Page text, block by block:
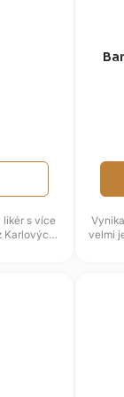
likér s více
Karlových
velmi